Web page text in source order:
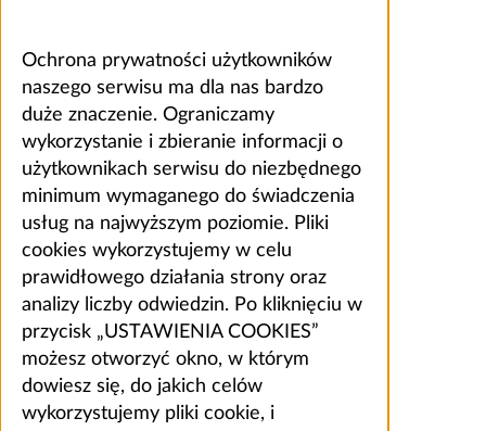
Ochrona prywatności użytkowników
naszego serwisu ma dla nas bardzo
duże znaczenie. Ograniczamy
wykorzystanie i zbieranie informacji o
użytkownikach serwisu do niezbędnego
minimum wymaganego do świadczenia
usług na najwyższym poziomie. Pliki
cookies wykorzystujemy w celu
prawidłowego działania strony oraz
analizy liczby odwiedzin. Po kliknięciu w
przycisk „USTAWIENIA COOKIES”
możesz otworzyć okno, w którym
dowiesz się, do jakich celów
wykorzystujemy pliki cookie, i